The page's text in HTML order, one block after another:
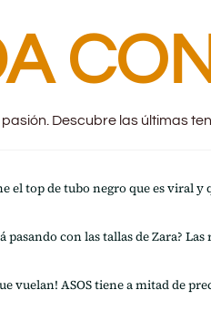
pasión. Descubre las últimas
el top de tubo negro que es viral y
pasando con las tallas de Zara?
vuelan! ASOS tiene a mitad de